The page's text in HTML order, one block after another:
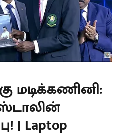
மடிக்கணினி:
| Laptop